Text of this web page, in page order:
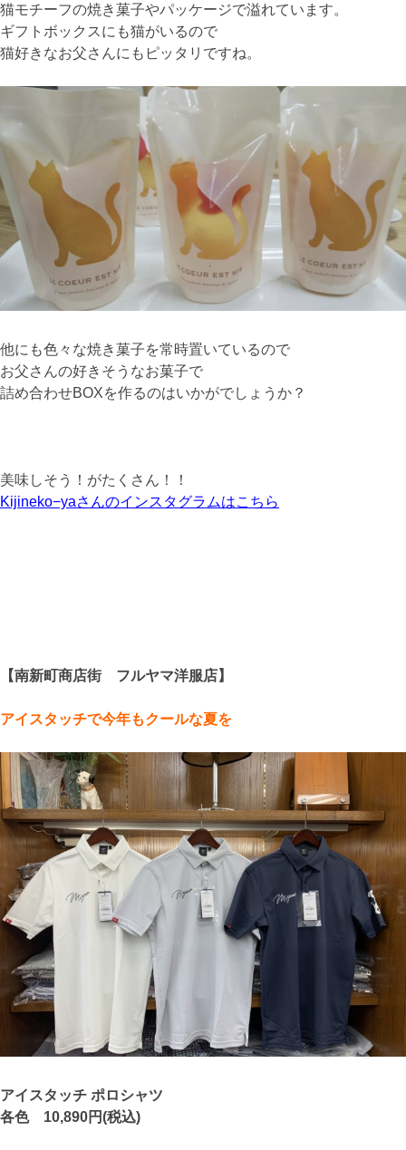
猫モチーフの焼き菓子やパッケージで溢れています。
ギフトボックスにも猫がいるので
猫好きなお父さんにもピッタリですね。
他にも色々な焼き菓子を常時置いているので
お父さんの好きそうなお菓子で
詰め合わせBOXを作るのはいかがでしょうか？
美味しそう！がたくさん！！
Kijineko−yaさんのインスタグラムはこちら
【南新町商店街 フルヤマ洋服店】
アイスタッチで今年もクールな夏を
アイスタッチ ポロシャツ
各色 10,890円(税込)